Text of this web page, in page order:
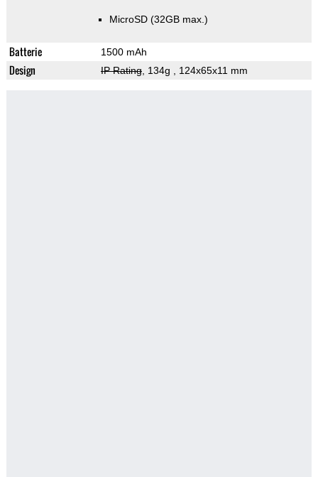
MicroSD (32GB max.)
Batterie 1500 mAh
Design IP Rating, 134g , 124x65x11 mm